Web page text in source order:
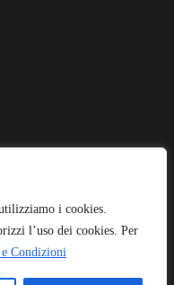
i cookies.
l’uso dei cookies. Per
Condizioni